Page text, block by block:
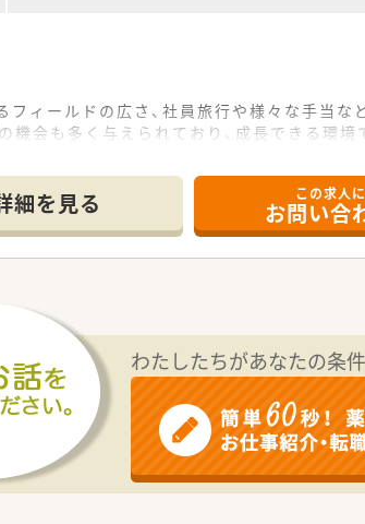
めされたい方
ィールドの広さ、社員旅行や様々な手当な
機会も多く与えられており、成長できる環
住宅費を負担する制度や5年毎に勤続年数の
社員が安心して長く働ける環境作りを心掛
から中堅社員までキャリアごとに細かなプロ
Learningなどに利用でき、社員の自主性を尊
どの処方箋がきており、薬剤師、医療事務
している店舗。大変な面もありますが、や
細を見る この求人に
お問い合
わたしたちがあなたの条